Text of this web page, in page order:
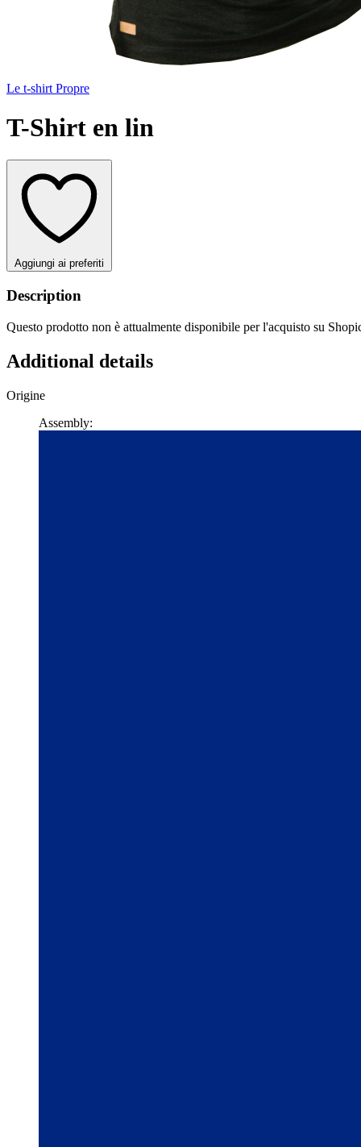
Le t-shirt Propre
T-Shirt en lin
Aggiungi ai preferiti
Description
Questo prodotto non è attualmente disponibile per l'acquisto su
Additional details
Origine
Assembly: